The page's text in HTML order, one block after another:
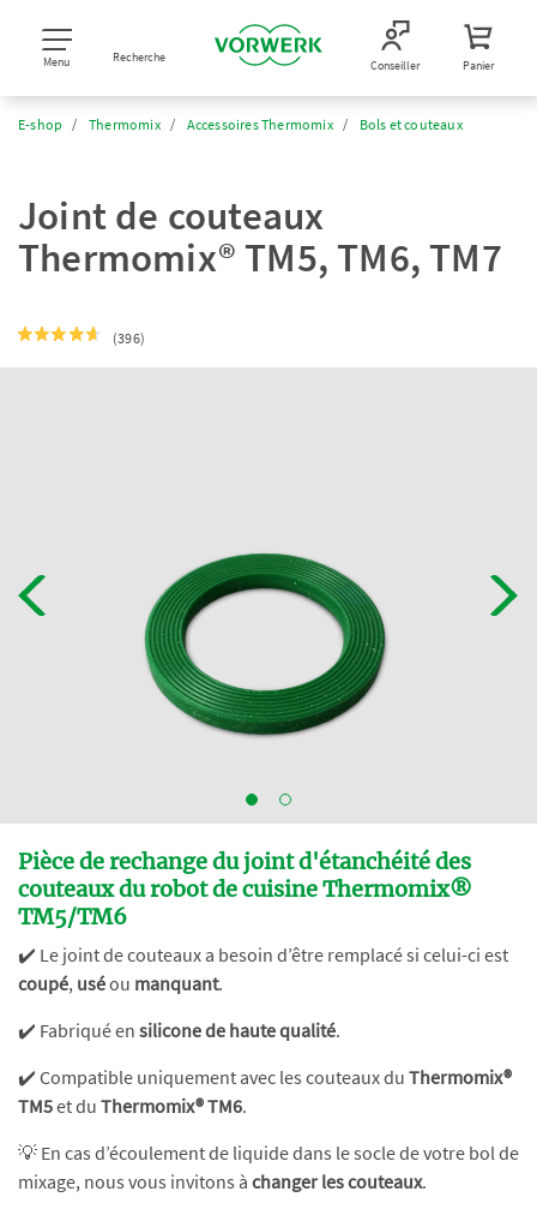
Menu Recherche Conseiller Panier
E-shop Thermomix Accessoires Thermomix Bols et couteaux
Joint de couteaux
Thermomix® TM5, TM6, TM7
(396)
Pièce de rechange du joint d'étanchéité des
couteaux du robot de cuisine Thermomix®
TM5/TM6
✔️ Le joint de couteaux a besoin d’être remplacé si celui-ci est
coupé, uséou manquant.
✔️ Fabriqué en silicone de haute qualité.
✔️ Compatible uniquement avec les couteaux du Thermomix®
TM5et du Thermomix® TM6.
💡 En cas d’écoulement de liquide dans le socle de votre bol de
mixage, nous vous invitons à changer les couteaux.